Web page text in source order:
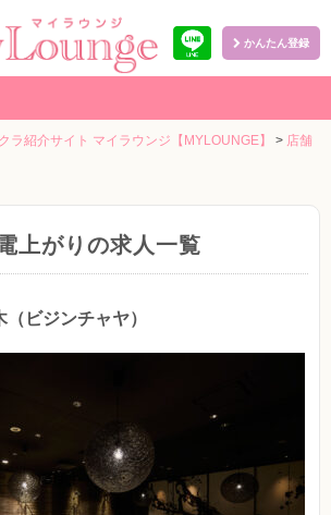
かんたん登録
ラ紹介サイト マイラウンジ【MYLOUNGE】 > 店舗
上がりの求人一覧
ビジンチャヤ）